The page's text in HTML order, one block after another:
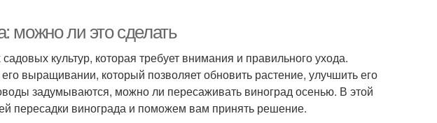
можно ли это сделать
культур, которая требует внимания и правильного ухода.
выращивании, который позволяет обновить растение, улучшить его
задумываются, можно ли пересаживать виноград осенью. В этой
пересадки винограда и поможем вам принять решение.